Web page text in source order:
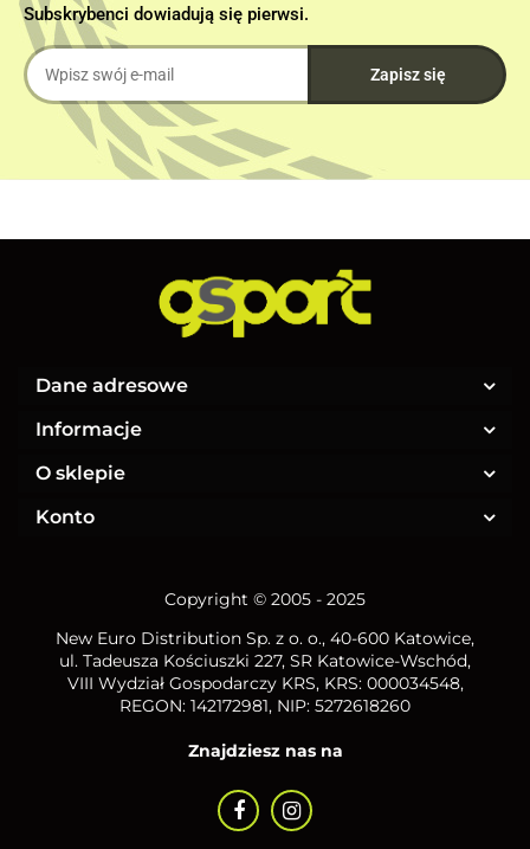
Subskrybenci dowiadują się pierwsi.
Dane adresowe
Informacje
O sklepie
Konto
Copyright © 2005 - 2025
New Euro Distribution Sp. z o. o., 40-600 Katowice,
ul. Tadeusza Kościuszki 227, SR Katowice-Wschód,
VIII Wydział Gospodarczy KRS, KRS: 000034548,
REGON: 142172981, NIP: 5272618260
Znajdziesz nas na